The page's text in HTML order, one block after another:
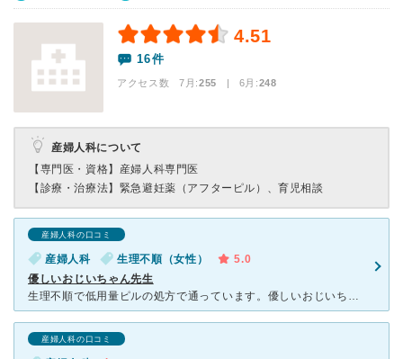
4.51
16件
アクセス数 7月:255 | 6月:248
産婦人科について
【専門医・資格】 産婦人科専門医
【診療・治療法】 緊急避妊薬（アフターピル）、育児相談
産婦人科の口コミ
産婦人科 生理不順（女性）
5.0
優しいおじいちゃん先生
生理不順で低用量ピルの処方で通っています。優しいおじいちゃん先生で、安心感があります。 待ち時間が長くなった時、「待たせてごめんね、これみなさんで食べてね」と待合室にいる患者さんにポッキーの袋を
産婦人科の口コミ